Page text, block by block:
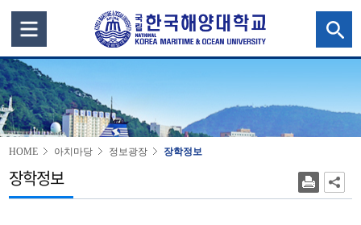
HOME 아치마당 정보광장 장학정보
장학정보